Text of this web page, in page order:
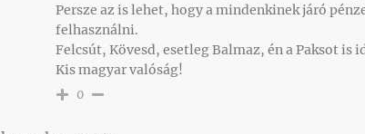
Persze az is lehet, hogy a mindenkinek járó
felhasználni.
Felcsút, Kövesd, esetleg Balmaz, én a Paksot is
Kis magyar valóság!
0